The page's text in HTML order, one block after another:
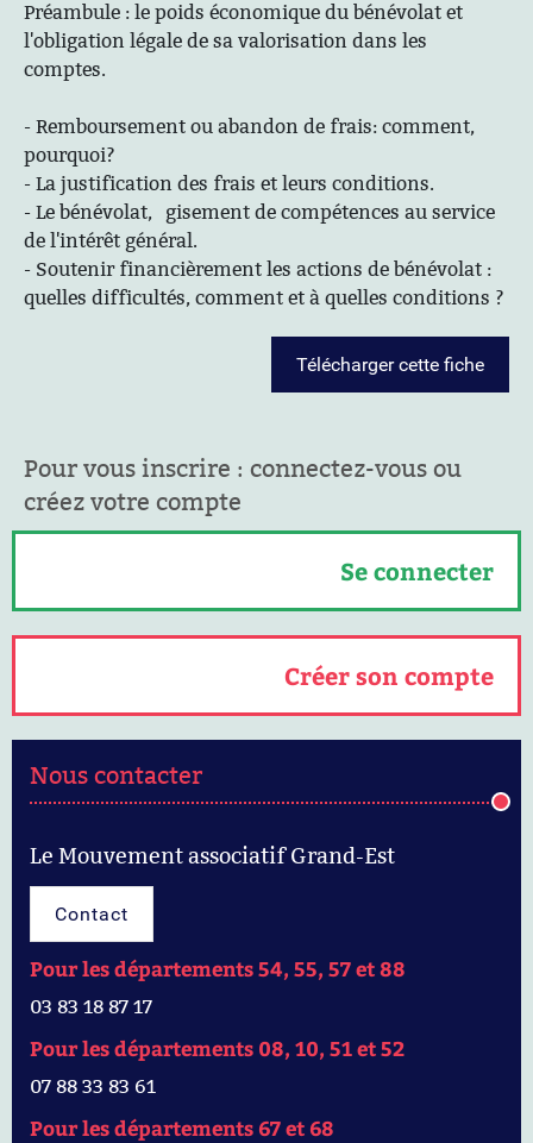
Préambule : le poids économique du bénévolat et
l'obligation légale de sa valorisation dans les
comptes.
- Remboursement ou abandon de frais: comment,
pourquoi?
- La justification des frais et leurs conditions.
- Le bénévolat, gisement de compétences au service
de l'intérêt général.
- Soutenir financièrement les actions de bénévolat :
quelles difficultés, comment et à quelles conditions ?
Télécharger cette fiche
Pour vous inscrire : connectez-vous ou
créez votre compte
Se connecter
Créer son compte
Nous contacter
Le Mouvement associatif Grand-Est
Contact
Pour les départements 54, 55, 57 et 88
03 83 18 87 17
Pour les départements 08, 10, 51 et 52
07 88 33 83 61
Pour les départements 67 et 68